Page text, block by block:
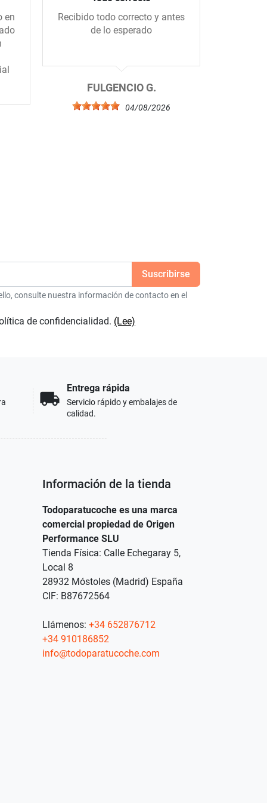
en
Recibido todo correcto y antes
de lo esperado
FULGENCIO G.
04/08/2026
consulte nuestra información de contacto en el
de confidencialidad. (Lee)
local_shipping
Entrega rápida
Servicio rápido y embalajes de
calidad.
Información de la tienda
Todoparatucoche es una marca
comercial propiedad de Origen
Performance SLU
Tienda Física: Calle Echegaray 5,
Local 8
28932 Móstoles (Madrid) España
CIF: B87672564
Llámenos: +34 652876712
+34 910186852
info@todoparatucoche.com